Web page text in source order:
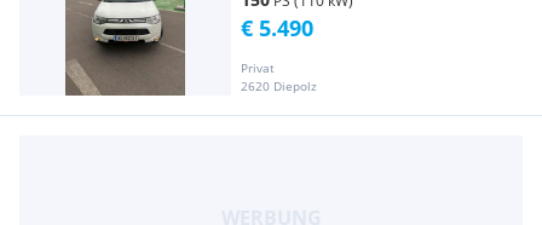
Privat
2620 Diepolz
€ 5.490